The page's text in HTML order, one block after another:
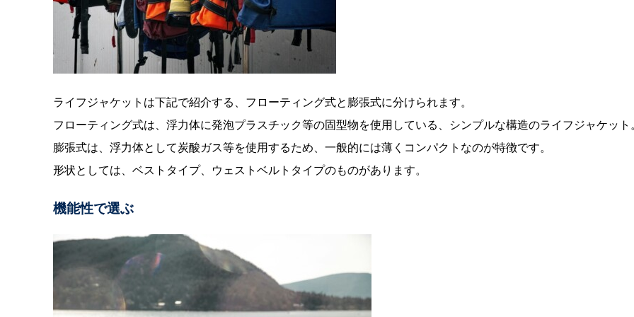
ライフジャケットは下記で紹介する、フローティング式と膨張式に分けられます。
フローティング式は、浮力体に発泡プラスチック等の固型物を使用している、シンプルな構造のライフジャケット
膨張式は、浮力体として炭酸ガス等を使用するため、一般的には薄くコンパクトなのが特徴です。
形状としては、ベストタイプ、ウェストベルトタイプのものがあります。
機能性で選ぶ